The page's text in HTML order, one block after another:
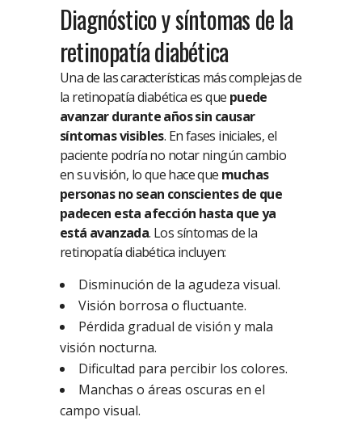
Diagnóstico y síntomas de la
retinopatía diabética
Una de las características más complejas de
la retinopatía diabética es que puede
avanzar durante años sin causar
síntomas visibles. En fases iniciales, el
paciente podría no notar ningún cambio
en su visión, lo que hace que muchas
personas no sean conscientes de que
padecen esta afección hasta que ya
está avanzada. Los síntomas de la
retinopatía diabética incluyen:
Disminución de la agudeza visual.
Visión borrosa o fluctuante.
Pérdida gradual de visión y mala
visión nocturna.
Dificultad para percibir los colores.
Manchas o áreas oscuras en el
campo visual.